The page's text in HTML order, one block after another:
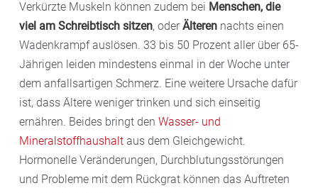
Verkürzte Muskeln können zudem bei Menschen, die
viel am Schreibtisch sitzen, oder Älteren nachts einen
Wadenkrampf auslösen. 33 bis 50 Prozent aller über 65-
Jährigen leiden mindestens einmal in der Woche unter
dem anfallsartigen Schmerz. Eine weitere Ursache dafür
ist, dass Ältere weniger trinken und sich einseitig
ernähren. Beides bringt den Wasser- und
Mineralstoffhaushalt aus dem Gleichgewicht.
Hormonelle Veränderungen, Durchblutungsstörungen
und Probleme mit dem Rückgrat können das Auftreten